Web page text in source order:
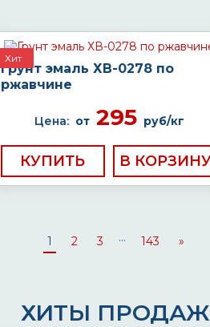
Хит
Грунт эмаль ХВ-0278 по
ржавчине
Цена: от295 руб/кг
КУПИТЬ
1 2 3 ... 143 »
ХИТЫ ПРОДАЖ